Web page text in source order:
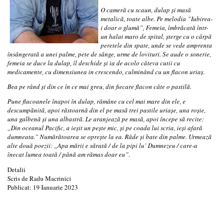
O cameră cu scaun, dulap şi masă
metalică, toate albe. Pe melodia ”Iubirea-
i doar o glumă”, Femeia, îmbrăcată într-
un halat maro de spital, şterge cu o cârpă
peretele din spate, unde se vede amprenta
însângerată a unei palme, pete de sânge, urme de lovituri. Se aude o sonerie,
femeia se duce la dulap, îl deschide şi ia de acolo câteva cutii cu
medicamente, cu dimensiunea in crescendo, culminând cu un flacon uriaş.
Bea pe rând şi din ce în ce mai greu, din fiecare flacon câte o pastilă.
Pune flacoanele înapoi în dulap, rămâne cu cel mai mare din ele, e
descumpănită, apoi răstoarnă din el pe masă trei pastile uriaşe, una roşie,
una galbenă şi una albastră. Le aranjează pe masă, apoi începe să recite:
„Din oceanul Pacific, a ieşit un peşte mic, şi pe coada lui scria, ieşi afară
dumneata.” Numărătoarea se opreşte la ea. Râde şi bate din palme. Urmează
alte două poezii: „Apa mării e sărată / de la pipi lu’ Dumnezeu / care-a
înecat lumea toată / până am rămas doar eu”.
Detalii
Scris deRadu Macrinici
Publicat: 19 Ianuarie 2023